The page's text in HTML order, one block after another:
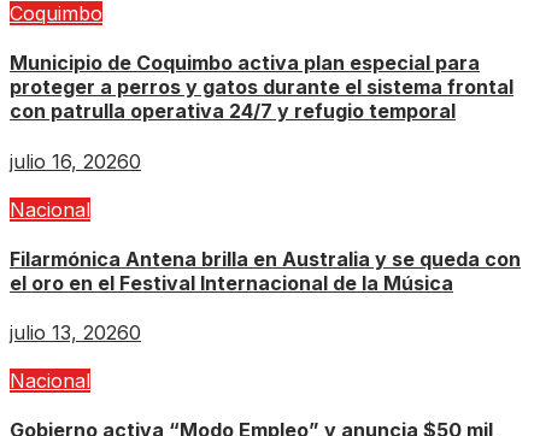
Coquimbo
Municipio de Coquimbo activa plan especial para
proteger a perros y gatos durante el sistema frontal
con patrulla operativa 24/7 y refugio temporal
julio 16, 20260
Nacional
Filarmónica Antena brilla en Australia y se queda con
el oro en el Festival Internacional de la Música
julio 13, 20260
Nacional
Gobierno activa “Modo Empleo” y anuncia $50 mil